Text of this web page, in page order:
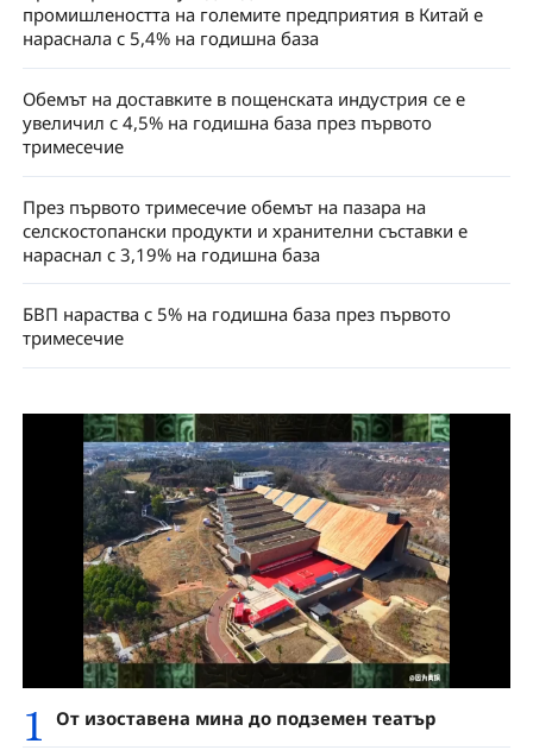
промишлеността на големите предприятия в Китай е
нараснала с 5,4% на годишна база
Обемът на доставките в пощенската индустрия се е
увеличил с 4,5% на годишна база през първото
тримесечие
През първото тримесечие обемът на пазара на
селскостопански продукти и хранителни съставки е
нараснал с 3,19% на годишна база
БВП нараства с 5% на годишна база през първото
тримесечие
1 От изоставена мина до подземен театър